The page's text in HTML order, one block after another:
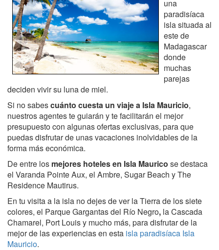
una
paradisíaca
isla situada al
este de
Madagascar
donde
muchas
parejas
deciden vivir su luna de miel.
Si no sabescuánto cuesta un viaje a Isla Mauricio,
nuestros agentes te guiarán y te facilitarán el mejor
presupuesto con algunas ofertas exclusivas, para que
puedas disfrutar de unas vacaciones inolvidables de la
forma más económica.
De entre los mejores hoteles en Isla Maurico se destaca
el Varanda Pointe Aux, el Ambre, Sugar Beach y The
Residence Mautirus.
En tu visita a la isla no dejes de ver la Tierra de los siete
colores, el Parque Gargantas del Río Negro, la Cascada
Chamarel, Port Louis y mucho más, para disfrutar de la
mejor de las experiencias en esta isla paradisíaca Isla
Mauricio.